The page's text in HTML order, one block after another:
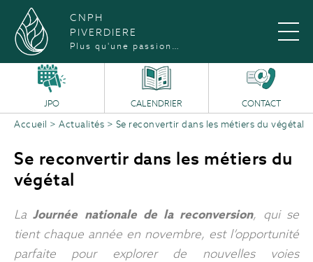
CNPH
PIVERDIERE
Plus qu'une passion…
JPO CALENDRIER CONTACT
Accueil > Actualités > Se reconvertir dans les métiers du végétal
Se reconvertir dans les métiers du
végétal
LaJournée nationale de la reconversion, qui se
tient chaque année en novembre, est l’opportunité
parfaite pour explorer de nouvelles voies